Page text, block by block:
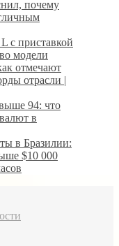
почему
с приставкой
модели
отмечают
отрасли |
94: что
в
в Бразилии:
$10 000